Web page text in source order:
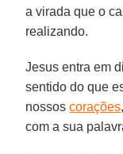
a virada que o
realizando.
Jesus entra em
sentido do que
nossoscorações
com a sua